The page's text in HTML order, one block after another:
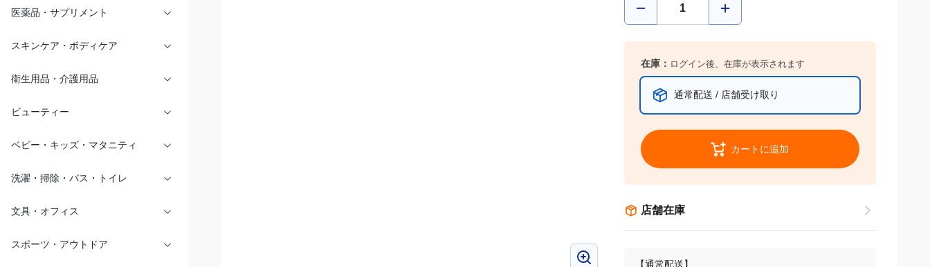
在庫： ログイン後、在庫が表示されます
通常配送 / 店舗受け取り
カートに追加
店舗在庫